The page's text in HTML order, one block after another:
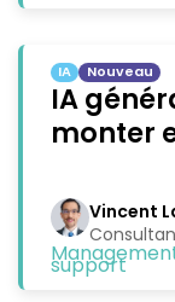
IA Nouveau
IA
monter
Vincent
support